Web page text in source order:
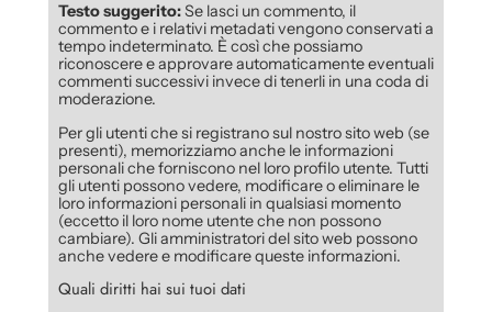
Testo suggerito:Se lasci un commento, il
commento e i relativi metadati vengono conservati a
tempo indeterminato. È così che possiamo
riconoscere e approvare automaticamente eventuali
commenti successivi invece di tenerli in una coda di
moderazione.
Per gli utenti che si registrano sul nostro sito web (se
presenti), memorizziamo anche le informazioni
personali che forniscono nel loro profilo utente. Tutti
gli utenti possono vedere, modificare o eliminare le
loro informazioni personali in qualsiasi momento
(eccetto il loro nome utente che non possono
cambiare). Gli amministratori del sito web possono
anche vedere e modificare queste informazioni.
Quali diritti hai sui tuoi dati